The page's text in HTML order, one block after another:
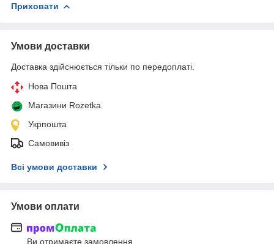
Приховати
Умови доставки
Доставка здійснюється тільки по передоплаті.
Нова Пошта
Магазини Rozetka
Укрпошта
Самовивіз
Всі умови доставки
Умови оплати
Ви отримаєте замовлення